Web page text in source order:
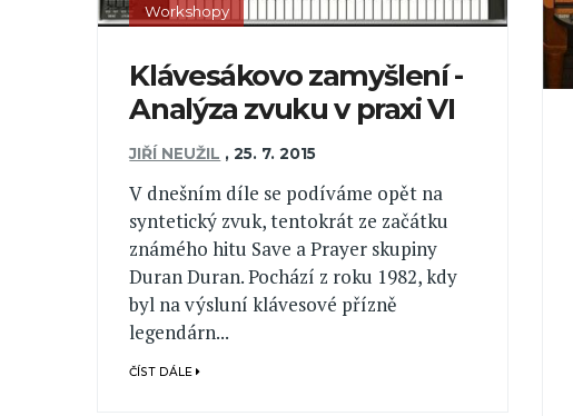
Workshopy
Klávesákovo zamyšlení -
Analýza zvuku v praxi VI
JIŘÍ NEUŽIL ,25. 7. 2015
V dnešním díle se podíváme opět na
syntetický zvuk, tentokrát ze začátku
známého hitu Save a Prayer skupiny
Duran Duran. Pochází z roku 1982, kdy
byl na výsluní klávesové přízně
legendárn...
ČÍST DÁLE